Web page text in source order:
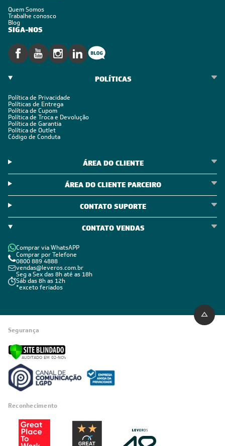
Quem Somos
Trabalhe conosco
Blog
SIGA-NOS
POLÍTICAS
Política de Privacidade
Políticas de Entrega
Política de Cupom
Política de Troca e Devolução
Política de Garantia
Política de Outlet
Código de Conduta
ÁREA DO CLIENTE
ÁREA DO CLIENTE PARCEIRO
CONTATO SUPORTE
CONTATO VENDAS
Comprar via WhatsAPP
Comprar por Telefone
0800 889 4888
vendas@leveros.com.br
Seg a Sex das 8h até as 18h
Sáb das 8h as 12h
*exceto feriados
Segurança
Reconhecimento